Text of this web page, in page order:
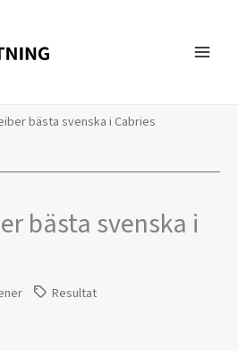
bästa svenska i Cabries
bästa svenska i
Resultat